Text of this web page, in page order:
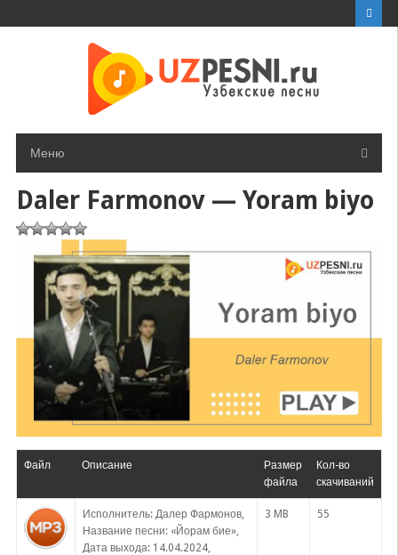
Меню
Daler Farmonov — Yoram biyo
Файл Описание
Размер
файла
Кол-во
скачиваний
Исполнитель: Далер Фармонов,
Название песни: «Йорам бие»,
Дата выхода: 14.04.2024,
3 MB 55